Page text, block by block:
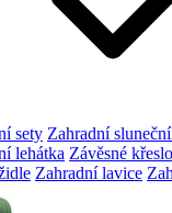
sety Zahradní
lehátka Závěsné křeslo
Zahradní lavice